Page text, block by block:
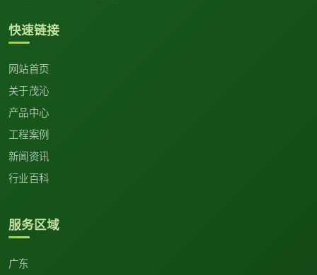
快速链接
网站首页
关于茂沁
产品中心
工程案例
新闻资讯
行业百科
服务区域
广东